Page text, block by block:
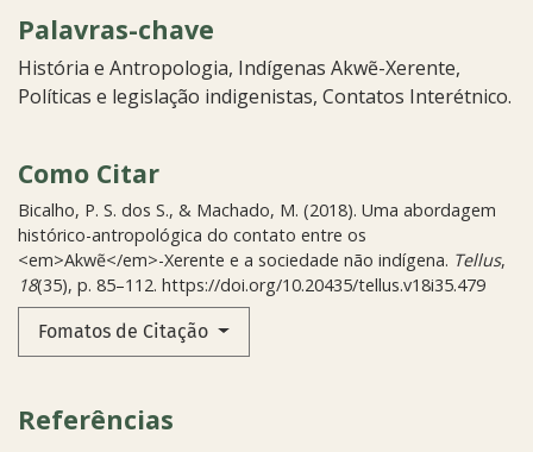
Palavras-chave
História e Antropologia Indígenas Akwẽ-Xerente
Políticas e legislação indigenistas Contatos Interétnico.
Como Citar
Bicalho, P. S. dos S., & Machado, M. (2018). Uma abordagem
histórico-antropológica do contato entre os
<em>Akwẽ</em>-Xerente e a sociedade não indígena. Tellus,
18(35), p. 85–112. https://doi.org/10.20435/tellus.v18i35.479
Fomatos de Citação
Referências